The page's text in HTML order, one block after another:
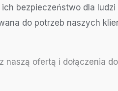
bezpieczeństwo dla
do potrzeb naszych
naszą ofertą i dołączenia